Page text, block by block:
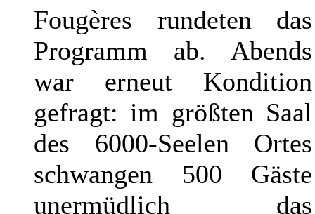
Fougères rundeten das
Programm ab. Abends
war erneut Kondition
gefragt: im größten Saal
des 6000-Seelen Ortes
schwangen 500 Gäste
unermüdlich das